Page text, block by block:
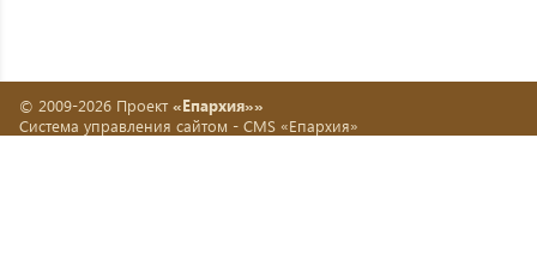
© 2009-2026 Проект «Епархия»»
Система управления сайтом - CMS «Епархия»